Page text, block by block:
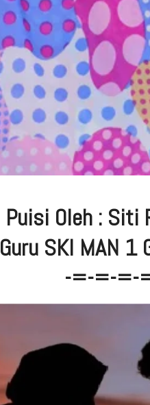
Puisi Oleh : Siti
Guru SKI MAN 1
-=-=-=-